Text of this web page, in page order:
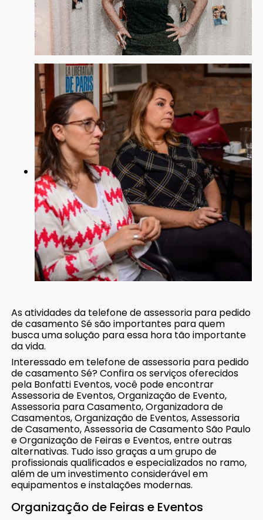
As atividades da telefone de assessoria para pedido
de casamento Sé são importantes para quem
busca uma solução para essa hora tão importante
da vida.
Interessado em telefone de assessoria para pedido
de casamento Sé? Confira os serviços oferecidos
pela Bonfatti Eventos, você pode encontrar
Assessoria de Eventos, Organização de Evento,
Assessoria para Casamento, Organizadora de
Casamentos, Organização de Eventos, Assessoria
de Casamento, Assessoria de Casamento São Paulo
e Organização de Feiras e Eventos, entre outras
alternativas. Tudo isso graças a um grupo de
profissionais qualificados e especializados no ramo,
além de um investimento considerável em
equipamentos e instalações modernas.
Organização de Feiras e Eventos